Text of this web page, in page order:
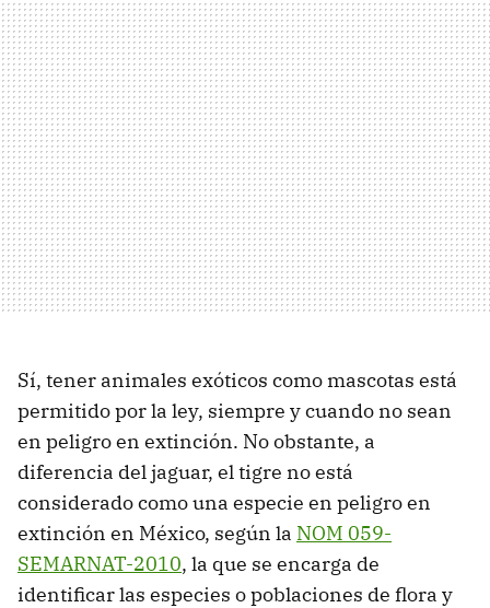
Sí, tener animales exóticos como mascotas está
permitido por la ley, siempre y cuando no sean
en peligro en extinción. No obstante, a
diferencia del jaguar, el tigre no está
considerado como una especie en peligro en
extinción en México, según la NOM 059-
SEMARNAT-2010, la que se encarga de
identificar las especies o poblaciones de flora y